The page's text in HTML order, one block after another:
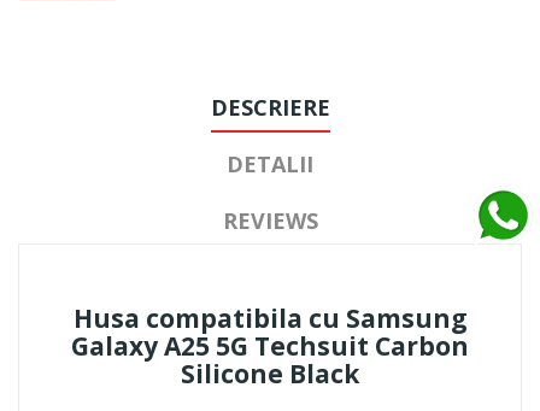
DESCRIERE
DETALII
REVIEWS
Husa compatibila cu Samsung
Galaxy A25 5G Techsuit Carbon
Silicone Black